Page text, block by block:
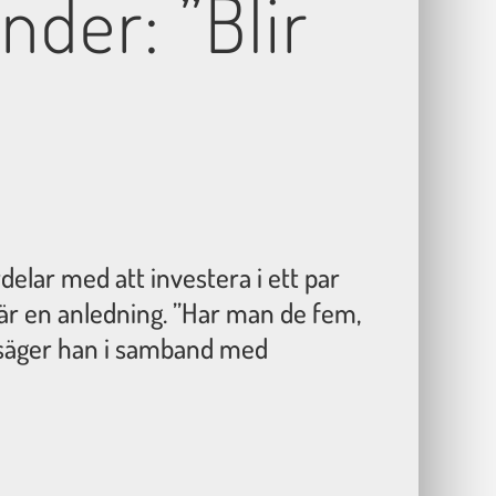
”Blir
med att investera i ett par
en anledning. ”Har man de fem,
han i samband med